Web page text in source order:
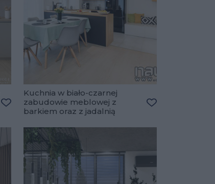
Dodaj do ulubionych
Kuchnia w biało-czarnej
zabudowie meblowej z
barkiem oraz z jadalnią